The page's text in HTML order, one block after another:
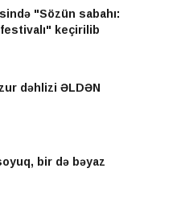
"Sözün sabahı:
keçirilib
dəhlizi ƏLDƏN
bir də bəyaz